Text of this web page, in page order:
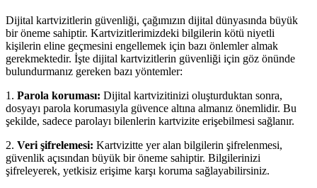
Dijital kartvizitlerin güvenliği, çağımızın dijital dünyasında büyük
bir öneme sahiptir. Kartvizitlerimizdeki bilgilerin kötü niyetli
kişilerin eline geçmesini engellemek için bazı önlemler almak
gerekmektedir. İşte dijital kartvizitlerin güvenliği için göz önünde
bulundurmanız gereken bazı yöntemler:
1. Parola koruması: Dijital kartvizitinizi oluşturduktan sonra,
dosyayı parola korumasıyla güvence altına almanız önemlidir. Bu
şekilde, sadece parolayı bilenlerin kartvizite erişebilmesi sağlanır.
2. Veri şifrelemesi: Kartvizitte yer alan bilgilerin şifrelenmesi,
güvenlik açısından büyük bir öneme sahiptir. Bilgilerinizi
şifreleyerek, yetkisiz erişime karşı koruma sağlayabilirsiniz.